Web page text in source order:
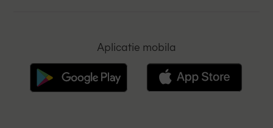
Aplicatie mobila